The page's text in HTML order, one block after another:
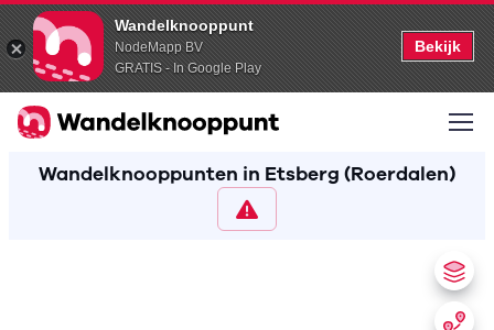
Wandelknooppunt
NodeMapp BV
GRATIS - In Google Play
Bekijk
Wandelknooppunten in Etsberg (Roerdalen)